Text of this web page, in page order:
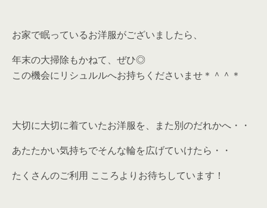
お家で眠っているお洋服がございましたら、
年末の大掃除もかねて、ぜひ◎
この機会にリシュルルへお持ちくださいませ＊＾＾＊
大切に大切に着ていたお洋服を、また別のだれかへ・・
あたたかい気持ちでそんな輪を広げていけたら・・
たくさんのご利用 こころよりお待ちしています！